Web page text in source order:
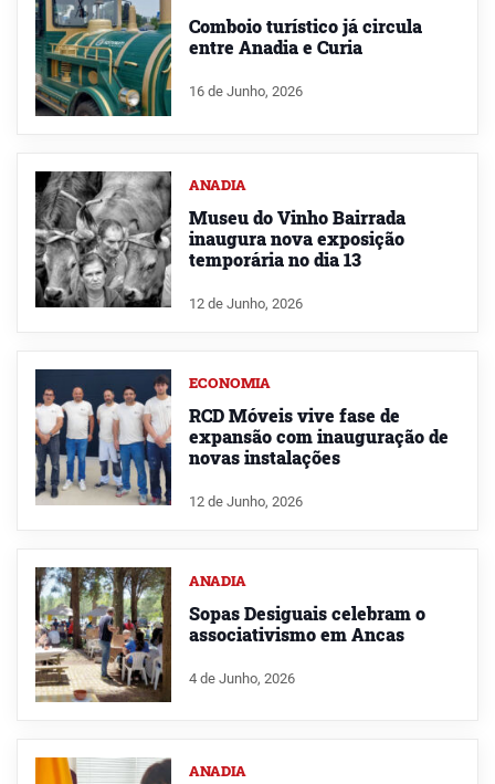
Comboio turístico já circula
entre Anadia e Curia
16 de Junho, 2026
ANADIA
Museu do Vinho Bairrada
inaugura nova exposição
temporária no dia 13
12 de Junho, 2026
ECONOMIA
RCD Móveis vive fase de
expansão com inauguração de
novas instalações
12 de Junho, 2026
ANADIA
Sopas Desiguais celebram o
associativismo em Ancas
4 de Junho, 2026
ANADIA